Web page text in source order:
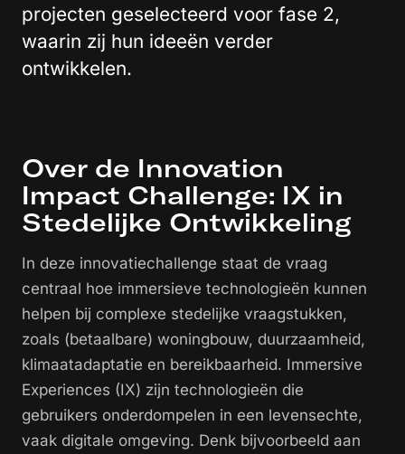
projecten geselecteerd voor fase 2,
waarin zij hun ideeën verder
ontwikkelen.
Over de Innovation
Impact Challenge: IX in
Stedelijke Ontwikkeling
In deze innovatiechallenge staat de vraag
centraal hoe immersieve technologieën kunnen
helpen bij complexe stedelijke vraagstukken,
zoals (betaalbare) woningbouw, duurzaamheid,
klimaatadaptatie en bereikbaarheid. Immersive
Experiences (IX) zijn technologieën die
gebruikers onderdompelen in een levensechte,
vaak digitale omgeving. Denk bijvoorbeeld aan